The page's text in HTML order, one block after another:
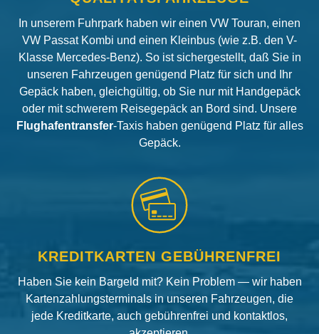
In unserem Fuhrpark haben wir einen VW Touran, einen
VW Passat Kombi und einen Kleinbus (wie z.B. den V-
Klasse Mercedes-Benz). So ist sichergestellt, daß Sie in
unseren Fahrzeugen genügend Platz für sich und Ihr
Gepäck haben, gleichgültig, ob Sie nur mit Handgepäck
oder mit schwerem Reisegepäck an Bord sind. Unsere
Flughafentransfer-Taxis haben genügend Platz für alles
Gepäck.
KREDITKARTEN GEBÜHRENFREI
Haben Sie kein Bargeld mit? Kein Problem — wir haben
Kartenzahlungsterminals in unseren Fahrzeugen, die
jede Kreditkarte, auch gebührenfrei und kontaktlos,